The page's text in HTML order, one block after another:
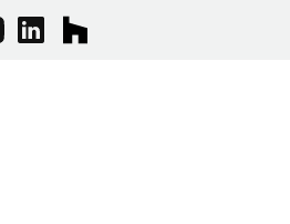
linkedinhouzz